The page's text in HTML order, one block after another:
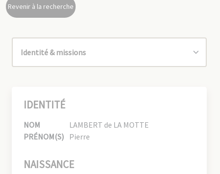
Revenir à la recherche
IDENTITÉ
NOM
LAMBERT de LA MOTTE
PRÉNOM(S) Pierre
NAISSANCE